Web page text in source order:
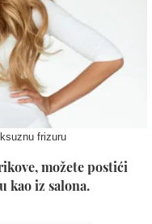
frizuru
možete postići
kao iz salona.